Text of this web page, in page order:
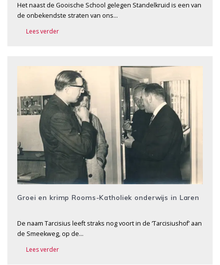
Het naast de Gooische School gelegen Standelkruid is een van
de onbekendste straten van ons…
Lees verder
Groei en krimp Rooms-Katholiek onderwijs in Laren
De naam Tarcisius leeft straks nog voort in de ‘Tarcisiushof’ aan
de Smeekweg, op de…
Lees verder